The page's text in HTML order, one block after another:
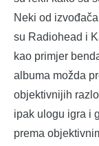
Neki od
su Radiohead i
kao primjer
albuma možda
objektivnijih
ipak ulogu igra i
prema